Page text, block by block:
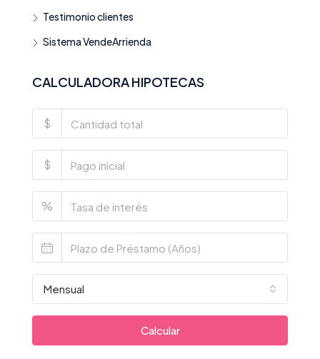
Testimonio clientes
Sistema VendeArrienda
CALCULADORA HIPOTECAS
$
$
%
Mensual
Calcular